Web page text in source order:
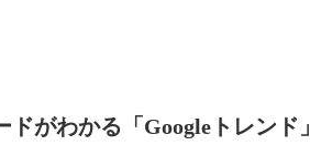
がわかる「Googleトレンド」